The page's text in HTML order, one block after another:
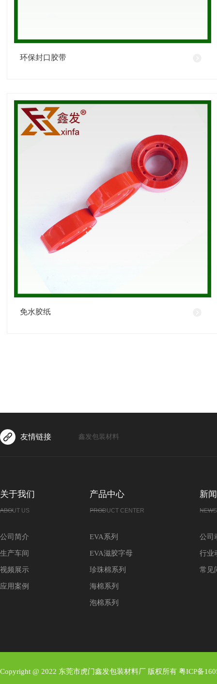
环保封口胶带
免水胶纸
友情链接 鑫发包装材料
关于我们
ABOUT US
公司简介
生产车间
视频展示
应用案例
产品中心
PRODUCT CENTER
EVA系列
EVA滋胶字母
珍珠棉系列
海棉系列
泡棉系列
新
公司
行业
常见
Copyright @ 2022 东莞市虎门鑫发包装材料厂 版权所有 粤ICP备